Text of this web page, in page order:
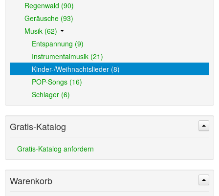
Regenwald (90)
Geräusche (93)
Musik (62)
Entspannung (9)
Instrumentalmusik (21)
Kinder-/Weihnachtslieder (8)
POP-Songs (16)
Schlager (6)
Gratis-Katalog
Gratis-Katalog anfordern
Warenkorb